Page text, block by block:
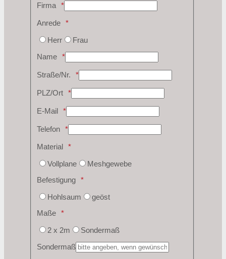
Firma
Anrede
Herr
Frau
Name
Straße/Nr.
PLZ/Ort
E-Mail
Telefon
Material
Vollplane
Meshgewebe
Befestigung
Hohlsaum
geöst
Maße
2 x 2m
Sondermaß
Sondermaß